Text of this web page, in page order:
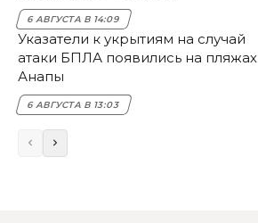
6 АВГУСТА В 14:09
Указатели к укрытиям на случай
атаки БПЛА появились на пляжах
Анапы
6 АВГУСТА В 13:03